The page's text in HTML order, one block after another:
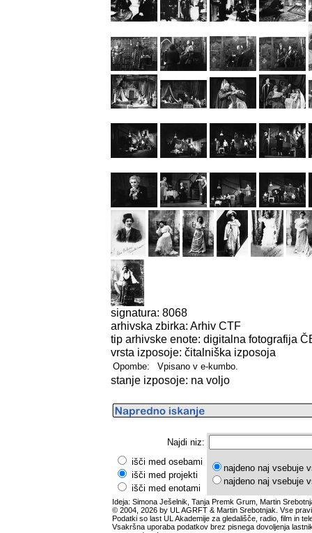
signatura: 8068
arhivska zbirka: Arhiv CTF
tip arhivske enote: digitalna fotografija
vrsta izposoje: čitalniška izposoja
Opombe: Vpisano v e-kumbo.
stanje izposoje: na voljo
Najdi niz:
išči med osebami
išči med projekti
išči med enotami
najdeno naj vsebuje
najdeno naj vsebuje
Ideja: Simona Ješelnik, Tanja Premk Grum, Martin
© 2004, 2026 by UL AGRFT & Martin Srebotnjak. Vse
Podatki so last UL Akademije za gledališče, radio, film in
Vsakršna uporaba podatkov brez pisnega dovoljenja